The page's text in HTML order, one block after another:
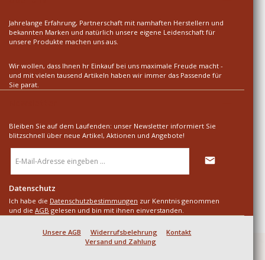
Jahrelange Erfahrung, Partnerschaft mit namhaften Herstellern und
bekannten Marken und natürlich unsere eigene Leidenschaft für
unsere Produkte machen uns aus.
Wir wollen, dass Ihnen hr Einkauf bei uns maximale Freude macht -
und mit vielen tausend Artikeln haben wir immer das Passende für
Sie parat.
Bleiben Sie auf dem Laufenden: unser Newsletter informiert Sie
blitzschnell über neue Artikel, Aktionen und Angebote!
Mail-
Datenschutz
Ich habe die Datenschutzbestimmungen zur Kenntnis genommen
und die AGB gelesen und bin mit ihnen einverstanden.
Unsere AGB Widerrufsbelehrung
Kontakt
Versand und Zahlung